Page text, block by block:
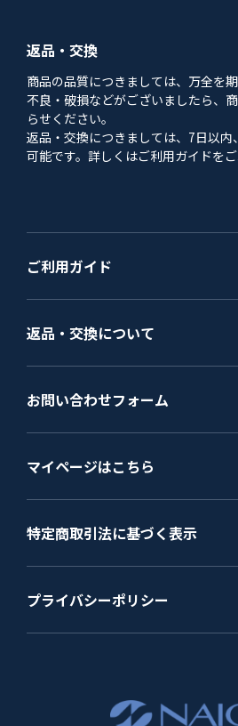
返品・交換
商品の品質につきましては、万全を
不良・破損などがございましたら、
らせください。
返品・交換につきましては、7日以内
可能です。詳しくはご利用ガイドをご
ご利用ガイド
返品・交換について
お問い合わせフォーム
マイページはこちら
特定商取引法に基づく表示
プライバシーポリシー